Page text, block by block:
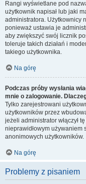
Rangi wyświetlane pod
użytkownik napisał lub jaki
administratora. Użytkownicy
ponieważ ustawia je
aby zwiększyć swój licznik
toleruje takich działań i
takiego użytkownika.
Na górę
Podczas próby wysłania
mnie o zalogowanie.
Tylko zarejestrowani
użytkowników przez
jeżeli administrator włączył
nieprawidłowym używaniem
anonimowych użytkowników.
Na górę
Problemy z pisaniem